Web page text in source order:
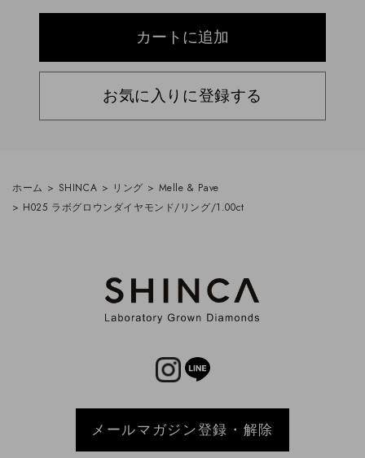
お気に入りに登録する
ホーム > SHINCA > リング > Melle & Pave
> H025 ラボグロウンダイヤモンド/リング/1.00ct
メールマガジン登録・解除